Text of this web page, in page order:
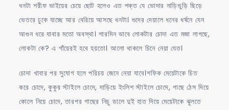
ধনটা শরীফ ভাইয়ের চেয়ে ছোট হলেও এত শক্ত যে ভোদার নাড়িভুড়ি ছিড়ে
ভেতরে ঢুকে যাচ্ছে আর বেরিয়ে আসছে ধনটা। গুদের দেয়ালে ধনের ধর্ষনে যেন
আগুন ধরে যাবার মতো অবস্থা। শারমিন ভাবে লোকটার চোদা এত মজা লাগছে,
লোকটা কে? এ গাঁয়েরই হবে হয়তো। আলো থাকলে চিনে নেয়া যেত।
চোদা খাবার পর সুযোগ হলে পরিচয় জেনে নেয়া যাবে।শফিক মেয়েটাকে চিত
করে চোদে, কুকুর স্টাইলে চোদে, দাড়িয়ে ইংলিশ স্টাইলে চোদে, গাছে ঠেস দিয়ে
কোলে নিয়ে চোদে, তারপর গাছের নিচু ডালে দুই হাত দিয়ে মেয়েটাকে ঝুলতে